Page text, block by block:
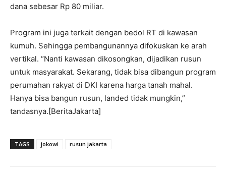
dana sebesar Rp 80 miliar.
Program ini juga terkait dengan bedol RT di kawasan
kumuh. Sehingga pembangunannya difokuskan ke arah
vertikal. “Nanti kawasan dikosongkan, dijadikan rusun
untuk masyarakat. Sekarang, tidak bisa dibangun program
perumahan rakyat di DKI karena harga tanah mahal.
Hanya bisa bangun rusun, landed tidak mungkin,”
tandasnya.[BeritaJakarta]
TAGS jokowi rusun jakarta